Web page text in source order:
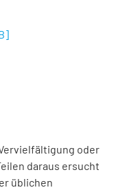
]
oder
daraus ersucht
üblichen